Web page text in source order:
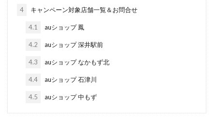
4 キャンペーン対象店舗一覧＆お問合せ
4.1 auショップ 鳳
4.2 auショップ 深井駅前
4.3 auショップ なかもず北
4.4 auショップ 石津川
4.5 auショップ 中もず